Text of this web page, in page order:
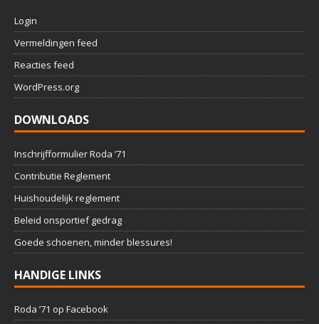
Login
Vermeldingen feed
Reacties feed
WordPress.org
DOWNLOADS
Inschrijfformulier Roda ’71
Contributie Reglement
Huishoudelijk reglement
Beleid onsportief gedrag
Goede schoenen, minder blessures!
HANDIGE LINKS
Roda ’71 op Facebook